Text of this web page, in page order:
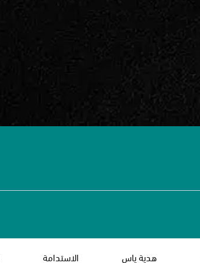
هدية ياس الاستدامة